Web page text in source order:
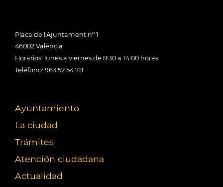
Plaça de l'Ajuntament nº 1
46002 València
Horarios: lunes a viernes de 8:30 a 14:00 horas
Teléfono: 963 52 54 78
Ayuntamiento
La ciudad
Trámites
Atención ciudadana
Actualidad